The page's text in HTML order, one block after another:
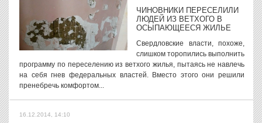
ЧИНОВНИКИ ПЕРЕСЕЛИЛИ
ЛЮДЕЙ ИЗ ВЕТХОГО В
ОСЫПАЮЩЕЕСЯ ЖИЛЬЕ
Свердловские власти, похоже,
слишком торопились выполнить
программу по переселению из ветхого жилья, пытаясь не навлечь
на себя гнев федеральных властей. Вместо этого они решили
пренебречь комфортом...
16.12.2014, 14:10